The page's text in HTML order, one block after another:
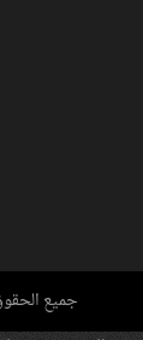
US
جميع الحقوق